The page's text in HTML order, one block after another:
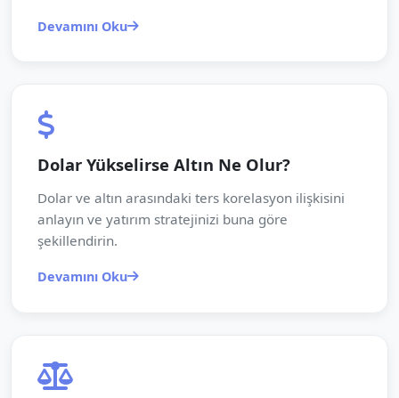
Devamını Oku
Dolar Yükselirse Altın Ne Olur?
Dolar ve altın arasındaki ters korelasyon ilişkisini
anlayın ve yatırım stratejinizi buna göre
şekillendirin.
Devamını Oku